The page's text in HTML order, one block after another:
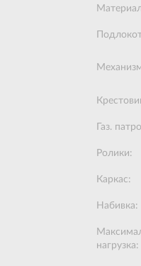
Газ.
Ролики:
Каркас:
Набивка:
нагрузка: